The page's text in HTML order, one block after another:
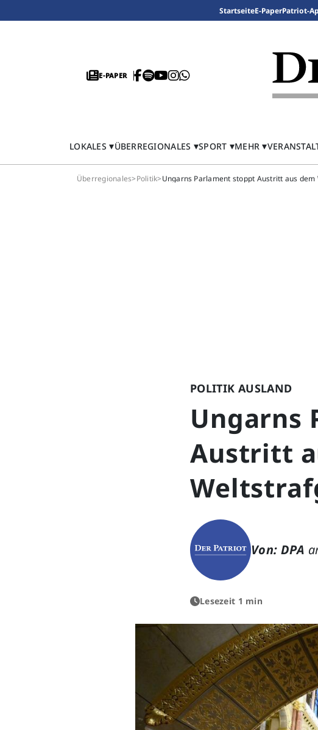
StartseiteE-PaperPatriot-
E-PAPER
LOKALES ÜBERREGIONALES SPORT MEHR
Überregionales>Politik>Ungarns Parlament stoppt Austritt aus
POLITIK AUSLAND
Ungarns
Austritt
Von: DPA
Lesezeit 1 min